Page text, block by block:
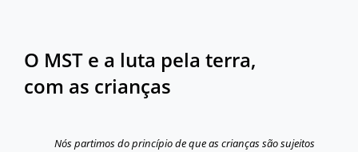
O MST e a luta pela terra,
com as crianças
Nós partimos do princípio de que as crianças são sujeitos